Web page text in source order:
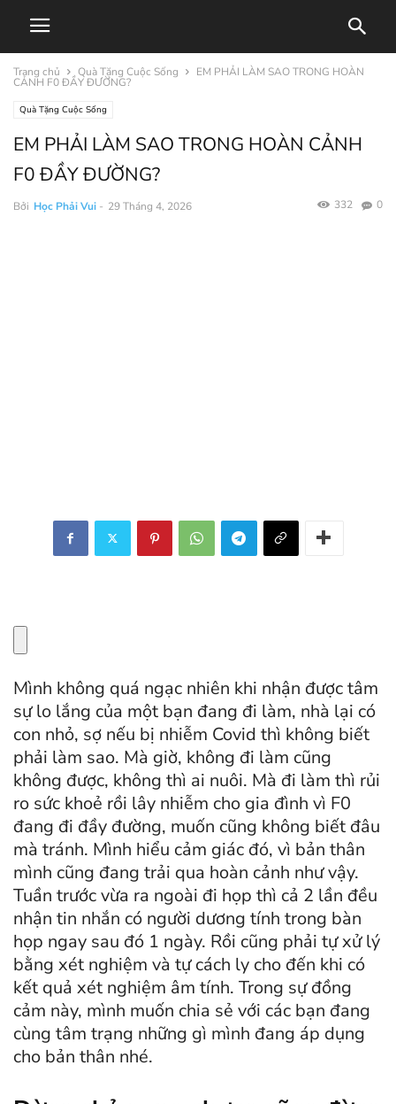
Trang chủ Quà Tặng Cuộc Sống EM PHẢI LÀM SAO TRONG HOÀN
CẢNH F0 ĐẦY ĐƯỜNG?
Quà Tặng Cuộc Sống
EM PHẢI LÀM SAO TRONG HOÀN CẢNH
F0 ĐẦY ĐƯỜNG?
Bởi Học Phải Vui - 29 Tháng 4, 2026 0
332
Mình không quá ngạc nhiên khi nhận được tâm
sự lo lắng của một bạn đang đi làm, nhà lại có
con nhỏ, sợ nếu bị nhiễm Covid thì không biết
phải làm sao. Mà giờ, không đi làm cũng
không được, không thì ai nuôi. Mà đi làm thì rủi
ro sức khoẻ rồi lây nhiễm cho gia đình vì F0
đang đi đầy đường, muốn cũng không biết đâu
mà tránh. Mình hiểu cảm giác đó, vì bản thân
mình cũng đang trải qua hoàn cảnh như vậy.
Tuần trước vừa ra ngoài đi họp thì cả 2 lần đều
nhận tin nhắn có người dương tính trong bàn
họp ngay sau đó 1 ngày. Rồi cũng phải tự xử lý
bằng xét nghiệm và tự cách ly cho đến khi có
kết quả xét nghiệm âm tính. Trong sự đồng
cảm này, mình muốn chia sẻ với các bạn đang
cùng tâm trạng những gì mình đang áp dụng
cho bản thân nhé.